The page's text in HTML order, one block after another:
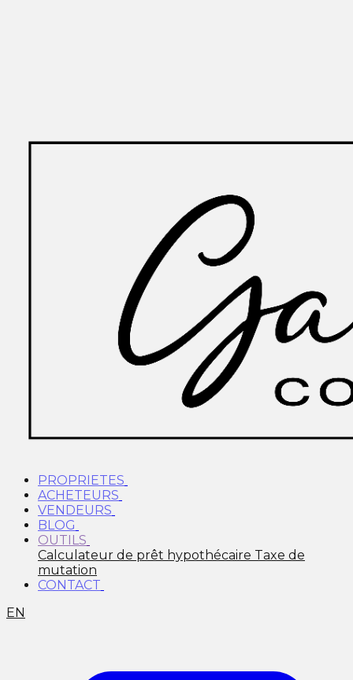
PROPRIETES
ACHETEURS
VENDEURS
BLOG
OUTILS
Calculateur de prêt hypothécaire Taxe de
mutation
CONTACT
EN